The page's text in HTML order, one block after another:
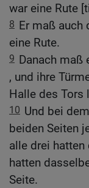
war eine Rute
8 Er maß auch
eine Rute.
9 Danach maß
, und ihre
Halle des Tors
10 Und bei
beiden Seiten
alle drei hatten
hatten
Seite.